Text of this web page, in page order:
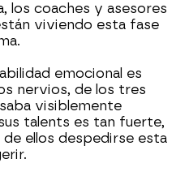
los coaches y asesores
viviendo esta fase
emocional es
nervios, de los tres
visiblemente
talents es tan fuerte,
ellos despedirse esta